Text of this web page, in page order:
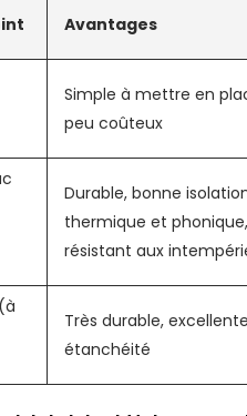
Avantages
Simple à mettre en
peu coûteux
Durable, bonne
thermique et phonique,
résistant aux
Très durable, excellente
étanchéité